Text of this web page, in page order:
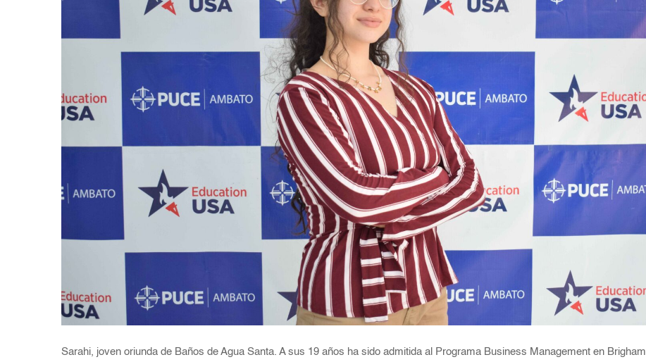
Sarahi, joven oriunda de Baños de Agua Santa. A sus 19 años ha sido admitida al Programa Business Management en Brigham